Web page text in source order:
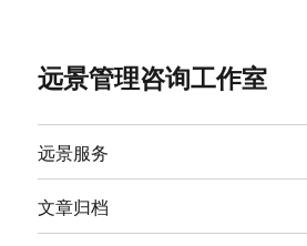
远景管理咨询工作室
远景服务
文章归档